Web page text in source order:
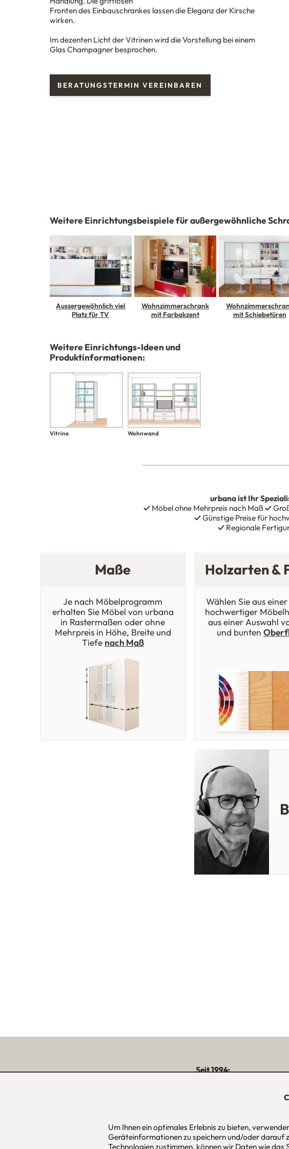
Um Ihnen ein optimales Erlebnis zu bieten,
Geräteinformationen zu speichern und/oder darauf
Technologien zustimmen, können wir Daten wie
Fronten des Einbauschrankes lassen die Eleganz der Kirsche
wirken.
Im dezenten Licht der Vitrinen wird die Vorstellung bei einem
Glas Champagner besprochen.
BERATUNGSTERMIN VEREINBAREN
Weitere Einrichtungsbeispiele für außergewöhnliche
Aussergewöhnlich viel
Platz für TV
Wohnzimmerschrank
mit Farbakzent
mit Schiebetüren
Weitere Einrichtungs-Ideen und
Produktinformationen:
Vitrine Wohnwand
urbanaist Ihr
✓Möbel ohne Mehrpreis nach Maß✓
✓Günstige Preise für
✓Regionale
Maße
Je nach Möbelprogramm
erhalten Sie Möbel von urbana
in Rastermaßen oder ohne
Mehrpreis in Höhe, Breite und
Tiefe nach Maß
Holzarten &
Wählen Sie aus
hochwertiger
aus einer Auswahl
und bunten
Seit 1994:
urbana möbel Hans Pinsel-Str. 1